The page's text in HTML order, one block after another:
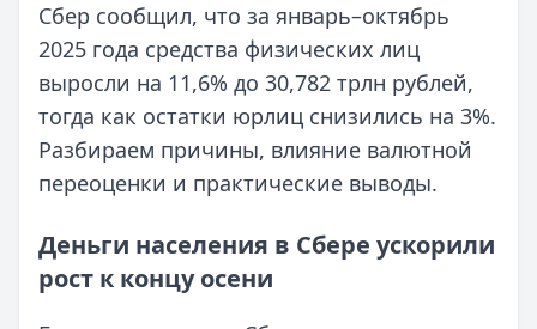
Сбер сообщил, что за январь–октябрь
2025 года средства физических лиц
выросли на 11,6% до 30,782 трлн рублей,
тогда как остатки юрлиц снизились на 3%.
Разбираем причины, влияние валютной
переоценки и практические выводы.
Деньги населения в Сбере ускорили
рост к концу осени